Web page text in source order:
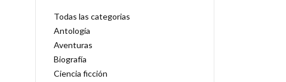
Todas las categorias
Antología
Aventuras
Biografía
Ciencia ficción